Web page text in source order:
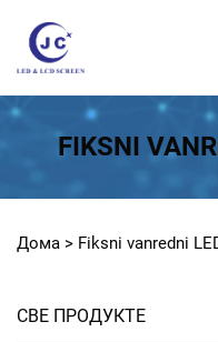
FIKSNI
Дома > Fiksni vanredni
СВЕ ПРОДУКТЕ